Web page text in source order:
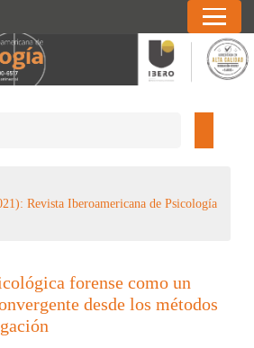
Revista Iberoamericana de Psicología
forense como un
desde los métodos